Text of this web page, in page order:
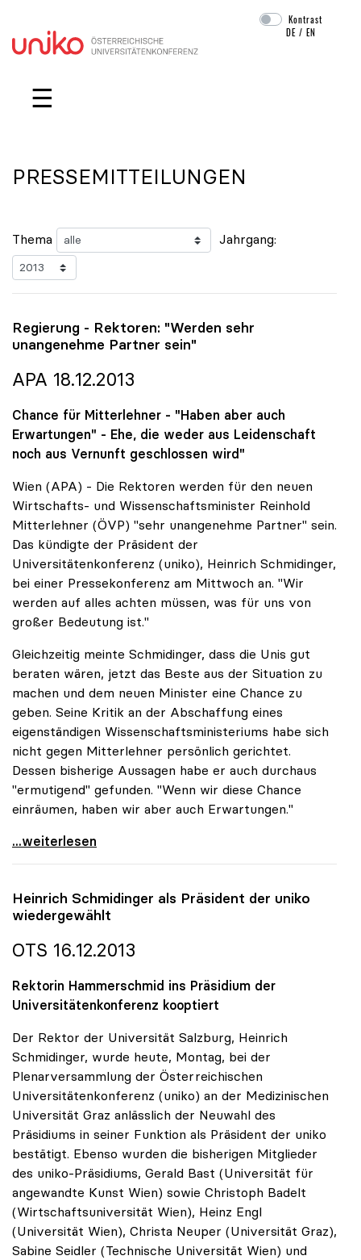
Navigation überspringen
Kontrast
DE /EN
☰
PRESSEMITTEILUNGEN
Thema Jahrgang:
Regierung - Rektoren: "Werden sehr
unangenehme Partner sein"
APA 18.12.2013
Chance für Mitterlehner - "Haben aber auch
Erwartungen" - Ehe, die weder aus Leidenschaft
noch aus Vernunft geschlossen wird"
Wien (APA) - Die Rektoren werden für den neuen
Wirtschafts- und Wissenschaftsminister Reinhold
Mitterlehner (ÖVP) "sehr unangenehme Partner" sein.
Das kündigte der Präsident der
Universitätenkonferenz (uniko), Heinrich Schmidinger,
bei einer Pressekonferenz am Mittwoch an. "Wir
werden auf alles achten müssen, was für uns von
großer Bedeutung ist."
Gleichzeitig meinte Schmidinger, dass die Unis gut
beraten wären, jetzt das Beste aus der Situation zu
machen und dem neuen Minister eine Chance zu
geben. Seine Kritik an der Abschaffung eines
eigenständigen Wissenschaftsministeriums habe sich
nicht gegen Mitterlehner persönlich gerichtet.
Dessen bisherige Aussagen habe er auch durchaus
"ermutigend" gefunden. "Wenn wir diese Chance
einräumen, haben wir aber auch Erwartungen."
Regierung - Rektoren: \"Werden sehr unangenehme
...weiterlesen
Heinrich Schmidinger als Präsident der uniko
wiedergewählt
OTS 16.12.2013
Rektorin Hammerschmid ins Präsidium der
Universitätenkonferenz kooptiert
Der Rektor der Universität Salzburg, Heinrich
Schmidinger, wurde heute, Montag, bei der
Plenarversammlung der Österreichischen
Universitätenkonferenz (uniko) an der Medizinischen
Universität Graz anlässlich der Neuwahl des
Präsidiums in seiner Funktion als Präsident der uniko
bestätigt. Ebenso wurden die bisherigen Mitglieder
des uniko-Präsidiums, Gerald Bast (Universität für
angewandte Kunst Wien) sowie Christoph Badelt
(Wirtschaftsuniversität Wien), Heinz Engl
(Universität Wien), Christa Neuper (Universität Graz),
Sabine Seidler (Technische Universität Wien) und